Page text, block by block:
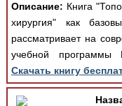
Описание: Книга
хирургия" как
рассматривает на
учебной программы
Скачать книгу